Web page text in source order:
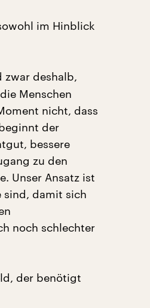
im Hinblick
zwar deshalb,
Menschen
nicht, dass
der
bessere
zu den
Unser Ansatz ist
sind, damit sich
noch schlechter
der benötigt